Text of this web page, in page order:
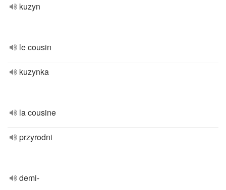
kuzyn
le cousin
kuzynka
la cousine
przyrodni
demi-